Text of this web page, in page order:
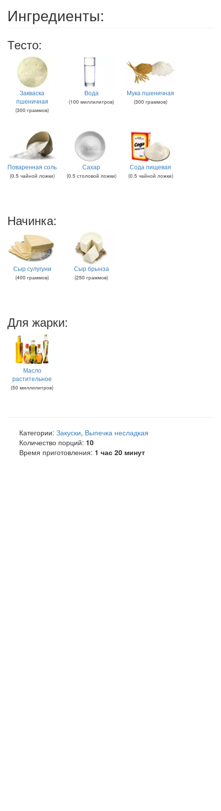
Ингредиенты:
Тесто:
Закваска
пшеничная
(300 граммов)
Вода
(100 миллилитров)
Мука пшеничная
(300 граммов)
Поваренная соль
(0.5 чайной ложки)
Сахар
(0.5 столовой ложки)
Сода пищевая
(0.5 чайной ложки)
Начинка:
Сыр сулугуни
(400 граммов)
Сыр брынза
(250 граммов)
Для жарки:
Масло
растительное
(50 миллилитров)
Категории: Закуски, Выпечка несладкая
Количество порций: 10
Время приготовления: 1 час 20 минут